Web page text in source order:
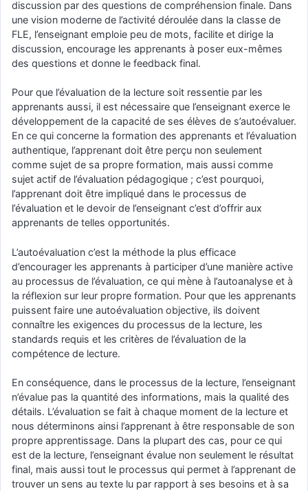
discussion par des questions de compréhension finale. Dans
une vision moderne de l’activité déroulée dans la classe de
FLE, l’enseignant emploie peu de mots, facilite et dirige la
discussion, encourage les apprenants à poser eux-mêmes
des questions et donne le feedback final.
Pour que l’évaluation de la lecture soit ressentie par les
apprenants aussi, il est nécessaire que l’enseignant exerce le
développement de la capacité de ses élèves de s’autoévaluer.
En ce qui concerne la formation des apprenants et l’évaluation
authentique, l’apprenant doit être perçu non seulement
comme sujet de sa propre formation, mais aussi comme
sujet actif de l’évaluation pédagogique ; c’est pourquoi,
l’apprenant doit être impliqué dans le processus de
l’évaluation et le devoir de l’enseignant c’est d’offrir aux
apprenants de telles opportunités.
L’autoévaluation c’est la méthode la plus efficace
d’encourager les apprenants à participer d’une manière active
au processus de l’évaluation, ce qui mène à l’autoanalyse et à
la réflexion sur leur propre formation. Pour que les apprenants
puissent faire une autoévaluation objective, ils doivent
connaître les exigences du processus de la lecture, les
standards requis et les critères de l’évaluation de la
compétence de lecture.
En conséquence, dans le processus de la lecture, l’enseignant
n’évalue pas la quantité des informations, mais la qualité des
détails. L’évaluation se fait à chaque moment de la lecture et
nous déterminons ainsi l’apprenant à être responsable de son
propre apprentissage. Dans la plupart des cas, pour ce qui
est de la lecture, l’enseignant évalue non seulement le résultat
final, mais aussi tout le processus qui permet à l’apprenant de
trouver un sens au texte lu par rapport à ses besoins et à sa